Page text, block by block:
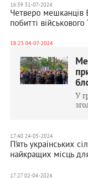
16:39 31-07-2024
Четверо мешканців
побитті
18:23 04-07-2024
У
17:40 24-05-2024
П’ять українських
найкращих місць
17:27 02-04-2024